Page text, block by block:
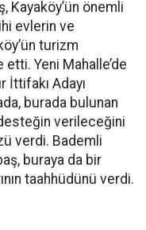
Kayaköy’ün önemli
evlerin ve
turizm
etti. Yeni Mahalle’de
İttifakı Adayı
burada bulunan
verileceğini
verdi. Bademli
buraya da bir
taahhüdünü verdi.